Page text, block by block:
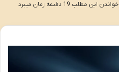
خواندن این مطلب 19 دقیقه زمان میبرد